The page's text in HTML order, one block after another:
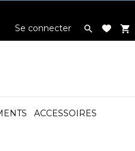
Se connecter  shopping_cart
ACCESSOIRES